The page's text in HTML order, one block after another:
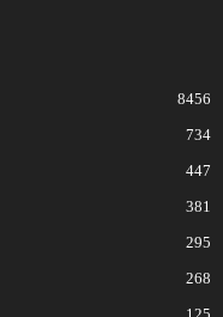
8456
734
447
381
295
268